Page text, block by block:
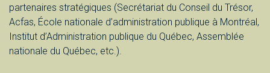
partenaires stratégiques (Secrétariat du Conseil du Trésor,
Acfas, École nationale d’administration publique à Montréal,
Institut d’Administration publique du Québec, Assemblée
nationale du Québec, etc.).